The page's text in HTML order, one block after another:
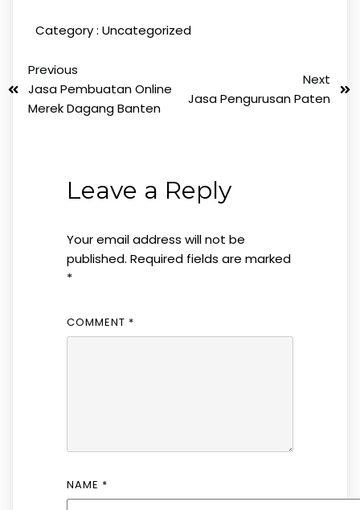
Category : Uncategorized
Previous
Jasa Pembuatan Online
Merek Dagang Banten
Next
Jasa Pengurusan Paten
Leave a Reply
Your email address will not be
published. Required fields are marked
*
COMMENT *
NAME *